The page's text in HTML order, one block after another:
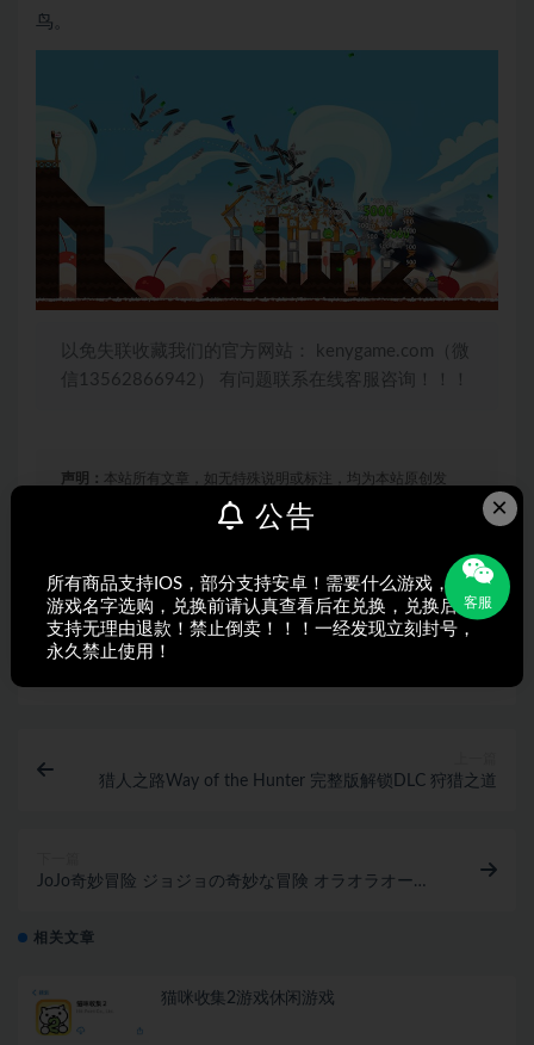
鸟。
以免失联收藏我们的官方网站： kenygame.com（微
信13562866942） 有问题联系在线客服咨询！！！
声明： 本站所有文章，如无特殊说明或标注，均为本站原创发
布。任何个人或组织，在未征得本站同意时，禁止复制、盗用、
采集、发布本站内容到任何网站、书籍等各类媒体平台。如若本
打赏 收藏
猎人之路Way of the Hunter 完整版解锁DLC 狩猎之道
JoJo奇妙冒险 ジョジョの奇妙な冒険 オラオラオーバ
相关文章
猫咪收集2游戏休闲游戏
客服
×
公告
所有商品支持IOS，部分支持安卓！需要什么游戏，搜索
游戏名字选购，兑换前请认真查看后在兑换，兑换后不
支持无理由退款！禁止倒卖！！！一经发现立刻封号，
永久禁止使用！